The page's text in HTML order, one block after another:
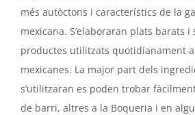
més autòctons i característics de la
mexicana. S’elaboraran plats barats i
productes utilitzats quotidianament
mexicanes. La major part dels
s’utilitzaran es poden trobar
de barri, altres a la Boqueria i en